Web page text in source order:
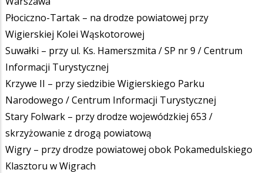
Płociczno-Tartak – na drodze powiatowej przy
Wigierskiej Kolei Wąskotorowej
Suwałki – przy ul. Ks. Hamerszmita / SP nr 9 / Centrum
Informacji Turystycznej
Krzywe II – przy siedzibie Wigierskiego Parku
Narodowego / Centrum Informacji Turystycznej
Stary Folwark – przy drodze wojewódzkiej 653 /
skrzyżowanie z drogą powiatową
Wigry – przy drodze powiatowej obok Pokamedulskiego
Klasztoru w Wigrach